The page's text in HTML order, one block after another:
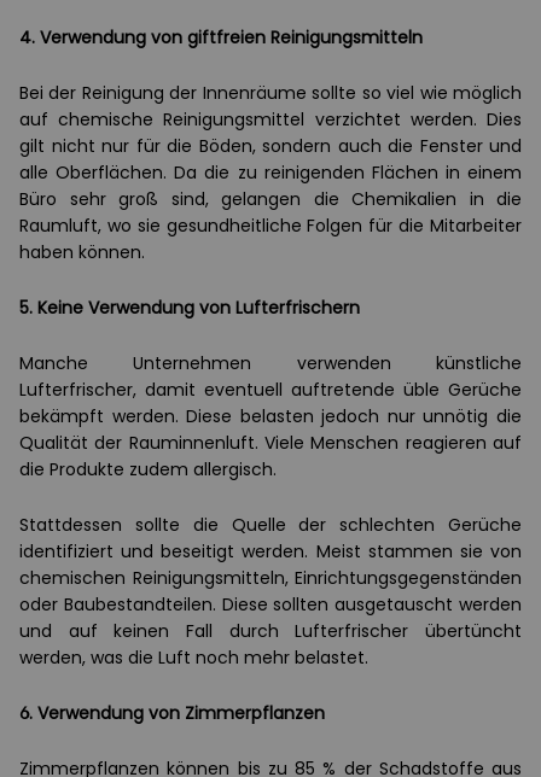
4. Verwendung von giftfreien Reinigungsmitteln
Bei der Reinigung der Innenräume sollte so viel wie möglich
auf chemische Reinigungsmittel verzichtet werden. Dies
gilt nicht nur für die Böden, sondern auch die Fenster und
alle Oberflächen. Da die zu reinigenden Flächen in einem
Büro sehr groß sind, gelangen die Chemikalien in die
Raumluft, wo sie gesundheitliche Folgen für die Mitarbeiter
haben können.
5. Keine Verwendung von Lufterfrischern
Manche Unternehmen verwenden künstliche
Lufterfrischer, damit eventuell auftretende üble Gerüche
bekämpft werden. Diese belasten jedoch nur unnötig die
Qualität der Rauminnenluft. Viele Menschen reagieren auf
die Produkte zudem allergisch.
Stattdessen sollte die Quelle der schlechten Gerüche
identifiziert und beseitigt werden. Meist stammen sie von
chemischen Reinigungsmitteln, Einrichtungsgegenständen
oder Baubestandteilen. Diese sollten ausgetauscht werden
und auf keinen Fall durch Lufterfrischer übertüncht
werden, was die Luft noch mehr belastet.
6. Verwendung von Zimmerpflanzen
Zimmerpflanzen können bis zu 85 % der Schadstoffe aus